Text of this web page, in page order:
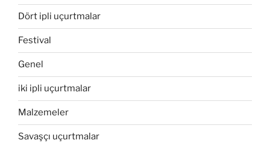
Dört ipli uçurtmalar
Festival
Genel
iki ipli uçurtmalar
Malzemeler
Savaşçı uçurtmalar